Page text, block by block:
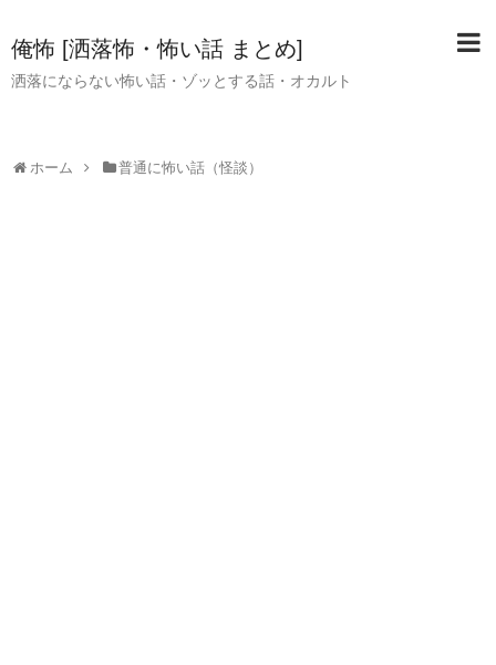
俺怖 [洒落怖・怖い話 まとめ]
洒落にならない怖い話・ゾッとする話・オカルト
ホーム 普通に怖い話（怪談）